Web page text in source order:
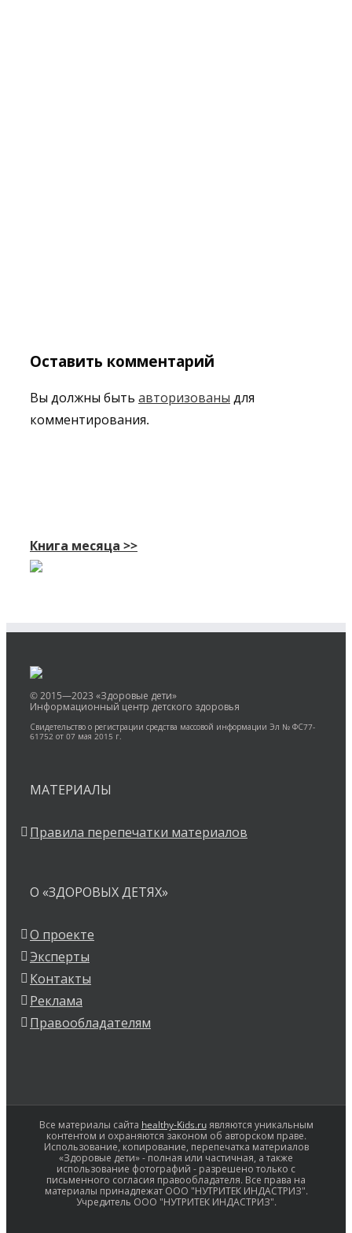
Оставить комментарий
Вы должны быть авторизованы для
комментирования.
Книга месяца >>
© 2015—2023 «Здоровые дети»
Информационный центр детского здоровья
Свидетельство о регистрации средства массовой информации Эл № ФС77-
61752 от 07 мая 2015 г.
МАТЕРИАЛЫ
Правила перепечатки материалов
О «ЗДОРОВЫХ ДЕТЯХ»
О проекте
Эксперты
Контакты
Реклама
Правообладателям
Все материалы сайта healthy-Kids.ruявляются уникальным
контентом и охраняются законом об авторском праве.
Использование, копирование, перепечатка материалов
«Здоровые дети» - полная или частичная, а также
использование фотографий - разрешено только с
письменного согласия правообладателя. Все права на
материалы принадлежат ООО "НУТРИТЕК ИНДАСТРИЗ".
Учредитель ООО "НУТРИТЕК ИНДАСТРИЗ".